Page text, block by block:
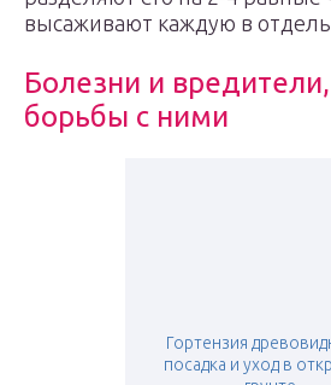
высаживают каждую в
Болезни и
борьбы с ними
Гортензия
посадка и уход в